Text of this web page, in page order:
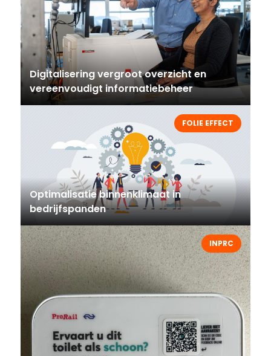
Digitalisering vergroot overzicht en
vereenvoudigt informatiebeheer
FOLIE EFFECT
Optimalisatie binnenklimaat in
bedrijfspanden
INPRC